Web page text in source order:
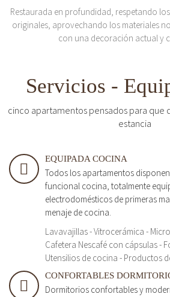
Restaurada en profundidad, respetando
originales, aprovechando los materiales
con una decoración actual y
Servicios -
cinco apartamentos pensados para que
estancia
EQUIPADA COCINA
Todos los apartamentos
funcional cocina, totalmente
electrodomésticos de primeras
menaje de cocina.
Lavavajillas - Vitrocerámica -
Cafetera Nescafé con cápsulas -
Utensilios de cocina - Productos
CONFORTABLES
Dormitorios confortables y